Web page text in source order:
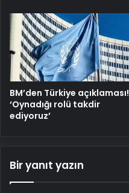
BM’den Türkiye açıklaması!
‘Oynadığı rolü takdir
ediyoruz’
Bir yanıt yazın